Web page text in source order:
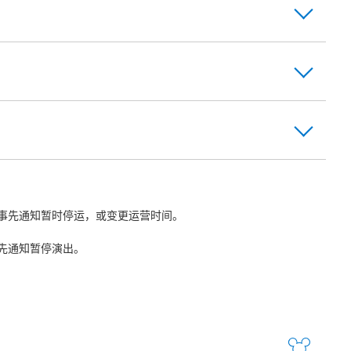
通知暂时停运，或变更运营时间。
知暂停演出。